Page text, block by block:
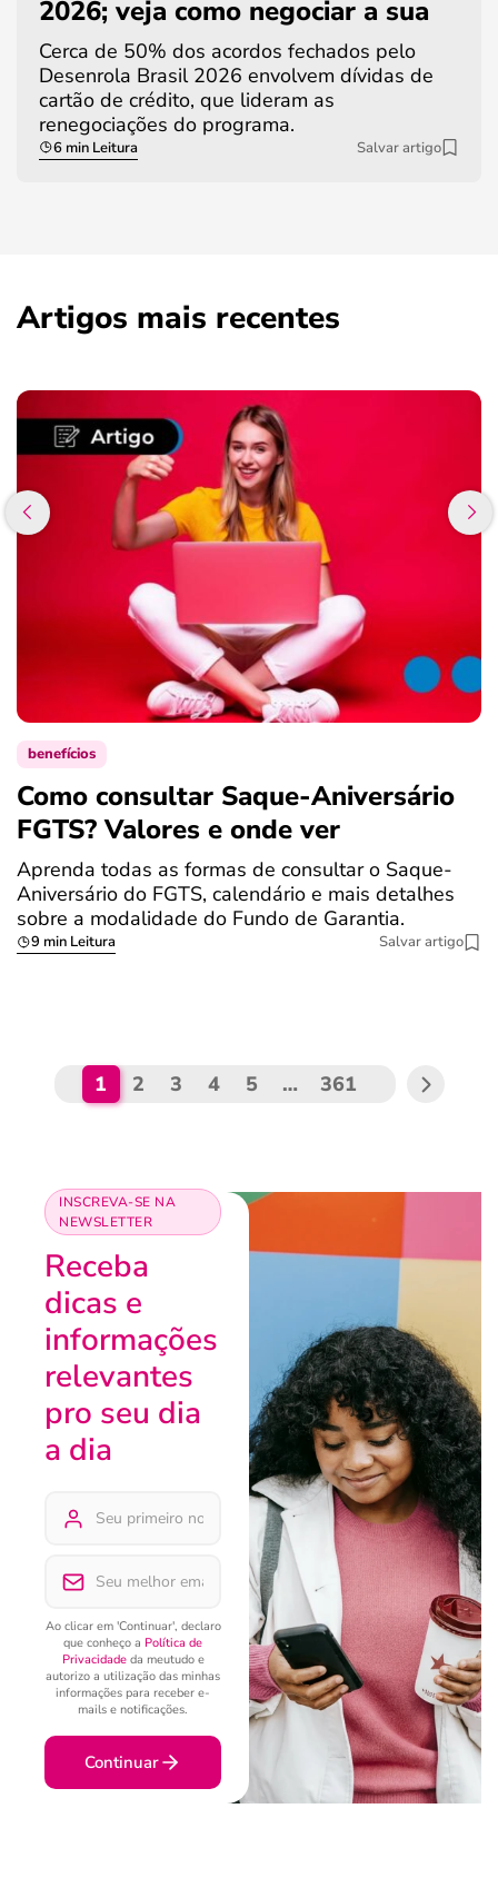
2026; veja como negociar a sua
Cerca de 50% dos acordos fechados pelo
Desenrola Brasil 2026 envolvem dívidas de
cartão de crédito, que lideram as
renegociações do programa.
6 min Leitura Salvar artigo
Artigos mais recentes
benefícios
Como consultar Saque-Aniversário
FGTS? Valores e onde ver
Aprenda todas as formas de consultar o Saque-
Aniversário do FGTS, calendário e mais detalhes
sobre a modalidade do Fundo de Garantia.
9 min Leitura Salvar artigo
1 2 3 4 5 … 361
INSCREVA-SE NA
NEWSLETTER
Receba
dicas e
informações
relevantes
pro seu dia
a dia
Ao clicar em 'Continuar', declaro
que conheço a Política de
Privacidadeda meutudo e
autorizo a utilização das minhas
informações para receber e-
mails e notificações.
Continuar